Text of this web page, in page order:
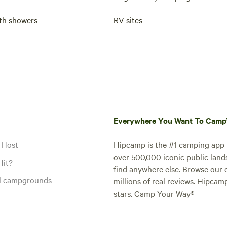
showers RV sites
fit?
campgrounds
Everywhere You Want To
Hipcamp is the #1 camping
over 500,000 iconic public
find anywhere else. Browse
millions of real reviews.
stars. Camp Your Way®